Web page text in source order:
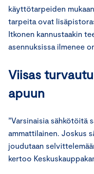
käyttötarpeiden
tarpeita ovat
Itkonen kannustaakin
asennuksissa ilmenee
Viisas
apuun
”Varsinaisia sähkötöitä
ammattilainen. Joskus
joudutaan
kertoo